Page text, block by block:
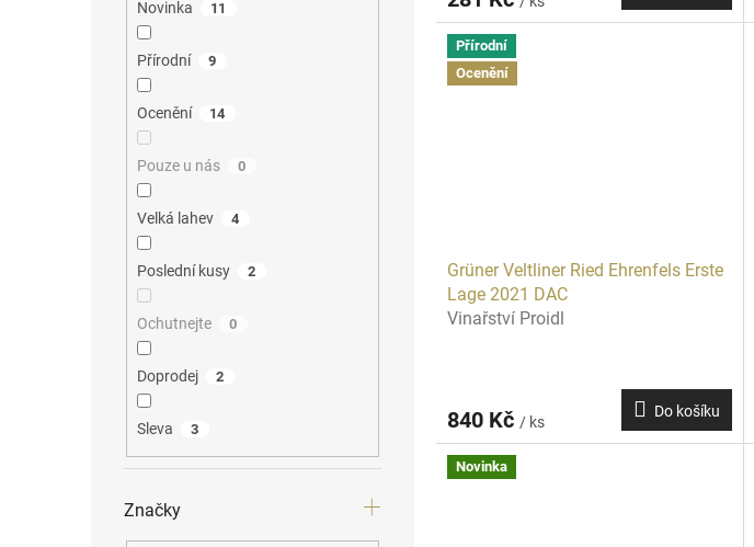
Novinka 11
Přírodní 9
Ocenění 14
Pouze u nás 0
Velká lahev 4
Poslední kusy 2
Ochutnejte 0
Doprodej 2
Sleva 3
Značky
Přírodní
Ocenění
Grüner Veltliner Ried Ehrenfels Erste
Lage 2021 DAC
Vinařství Proidl
840 Kč / ks
Do košíku
Novinka